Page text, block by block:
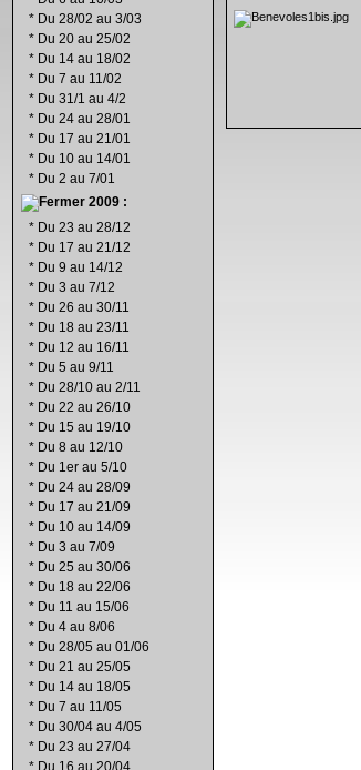
* Du 28/02 au 3/03
* Du 20 au 25/02
* Du 14 au 18/02
* Du 7 au 11/02
* Du 31/1 au 4/2
* Du 24 au 28/01
* Du 17 au 21/01
* Du 10 au 14/01
* Du 2 au 7/01
2009 :
* Du 23 au 28/12
* Du 17 au 21/12
* Du 9 au 14/12
* Du 3 au 7/12
* Du 26 au 30/11
* Du 18 au 23/11
* Du 12 au 16/11
* Du 5 au 9/11
* Du 28/10 au 2/11
* Du 22 au 26/10
* Du 15 au 19/10
* Du 8 au 12/10
* Du 1er au 5/10
* Du 24 au 28/09
* Du 17 au 21/09
* Du 10 au 14/09
* Du 3 au 7/09
* Du 25 au 30/06
* Du 18 au 22/06
* Du 11 au 15/06
* Du 4 au 8/06
* Du 28/05 au 01/06
* Du 21 au 25/05
* Du 14 au 18/05
* Du 7 au 11/05
* Du 30/04 au 4/05
* Du 23 au 27/04
* Du 16 au 20/04